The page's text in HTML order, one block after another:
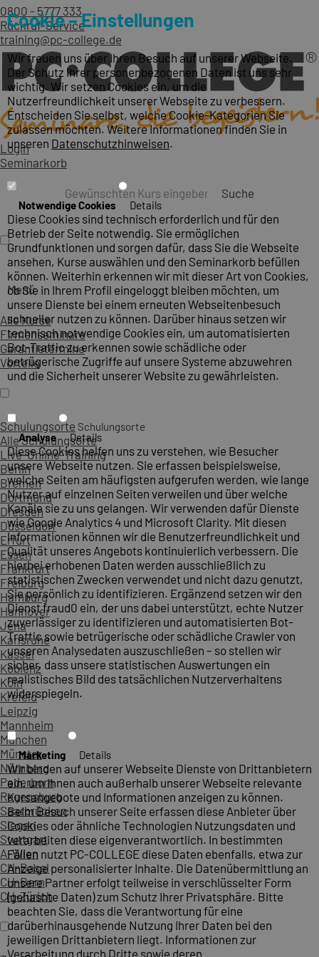
0800 - 5777 333
Rückruf-Service
training@pc-college.de
Login
Seminarkorb
Suche
Menü
Alle Kurse
Firmenseminare
Garantietermine
Vorteile
Schulungsorte Schulungsorte
Alle Schulungsorte
Live-Online-Training
Berlin
Bremen
Dortmund
Dresden
Düsseldorf
Erfurt
Essen
Frankfurt
Freiburg
Hamburg
Hannover
Jena
Karlsruhe
Kassel
Koblenz
Köln
Krefeld
Leipzig
Mannheim
München
Münster
Nürnberg
Paderborn
Regensburg
Saarbrücken
Siegen
Stuttgart
A-Wien
CH-Basel
CH-Bern
CH-Zürich
Cookie – Einstellungen
Wir freuen uns über Ihren Besuch auf unserer Webseite.
Der Schutz Ihrer personenbezogenen Daten ist uns sehr
wichtig. Wir setzen Cookies ein, um die
Nutzerfreundlichkeit unserer Webseite zu verbessern.
Entscheiden Sie selbst, welche Cookie-Kategorien Sie
zulassen möchten. Weitere Informationen finden Sie in
unseren Datenschutzhinweisen.
Notwendige Cookies Details
Diese Cookies sind technisch erforderlich und für den
Betrieb der Seite notwendig. Sie ermöglichen
Grundfunktionen und sorgen dafür, dass Sie die Webseite
ansehen, Kurse auswählen und den Seminarkorb befüllen
können. Weiterhin erkennen wir mit dieser Art von Cookies,
ob Sie in Ihrem Profil eingeloggt bleiben möchten, um
unsere Dienste bei einem erneuten Webseitenbesuch
schneller nutzen zu können. Darüber hinaus setzen wir
technisch notwendige Cookies ein, um automatisierten
Bot-Traffic zu erkennen sowie schädliche oder
betrügerische Zugriffe auf unsere Systeme abzuwehren
und die Sicherheit unserer Website zu gewährleisten.
Analyse Details
Diese Cookies helfen uns zu verstehen, wie Besucher
unsere Webseite nutzen. Sie erfassen beispielsweise,
welche Seiten am häufigsten aufgerufen werden, wie lange
Nutzer auf einzelnen Seiten verweilen und über welche
Kanäle sie zu uns gelangen. Wir verwenden dafür Dienste
wie Google Analytics 4 und Microsoft Clarity. Mit diesen
Informationen können wir die Benutzerfreundlichkeit und
Qualität unseres Angebots kontinuierlich verbessern. Die
hierbei erhobenen Daten werden ausschließlich zu
statistischen Zwecken verwendet und nicht dazu genutzt,
Sie persönlich zu identifizieren. Ergänzend setzen wir den
Dienst fraud0 ein, der uns dabei unterstützt, echte Nutzer
zuverlässiger zu identifizieren und automatisierten Bot-
Traffic sowie betrügerische oder schädliche Crawler von
unseren Analysedaten auszuschließen – so stellen wir
sicher, dass unsere statistischen Auswertungen ein
realistisches Bild des tatsächlichen Nutzerverhaltens
widerspiegeln.
Marketing Details
Wir binden auf unserer Webseite Dienste von Drittanbietern
ein, um Ihnen auch außerhalb unserer Webseite relevante
Kursangebote und Informationen anzeigen zu können.
Beim Besuch unserer Seite erfassen diese Anbieter über
Cookies oder ähnliche Technologien Nutzungsdaten und
verarbeiten diese eigenverantwortlich. In bestimmten
Fällen nutzt PC-COLLEGE diese Daten ebenfalls, etwa zur
Anzeige personalisierter Inhalte. Die Datenübermittlung an
unsere Partner erfolgt teilweise in verschlüsselter Form
(gehashte Daten) zum Schutz Ihrer Privatsphäre. Bitte
beachten Sie, dass die Verantwortung für eine
darüberhinausgehende Nutzung Ihrer Daten bei den
jeweiligen Drittanbietern liegt. Informationen zur
Verarbeitung durch Dritte sowie deren